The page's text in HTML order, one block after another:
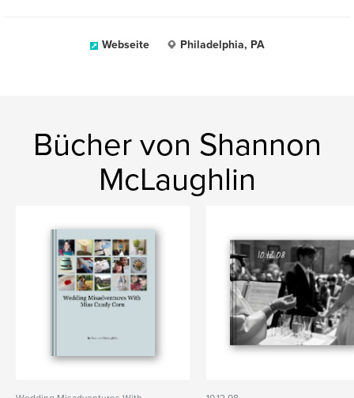
Webseite Philadelphia, PA
Bücher von Shannon
McLaughlin